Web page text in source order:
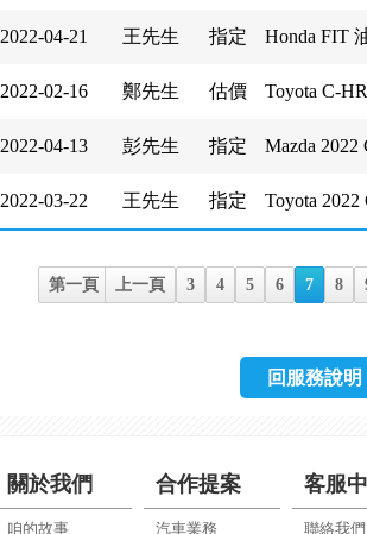
2022-04-21 王先生 指定 Honda FIT
2022-02-16 鄭先生 估價 Toyota C-
2022-04-13 彭先生 指定 Mazda 2022
2022-03-22 王先生 指定 Toyota
第一頁 上一頁 3 4 5 6 7 8
回服務說明
關於我們
咱的故事
合作提案
汽車業務
客服
聯絡我們